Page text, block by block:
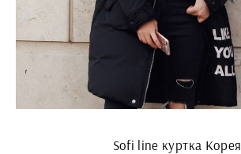
Sofi line куртка Корея